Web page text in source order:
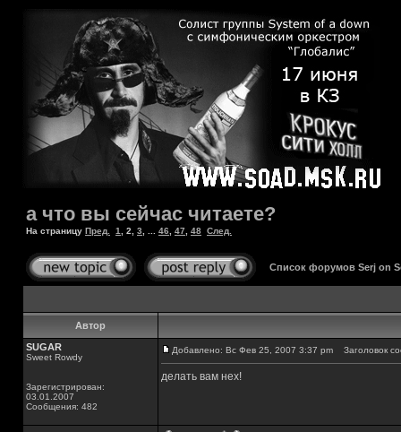
а что вы сейчас читаете?
На страницу Пред. 1 2 3 46 47 48 След.
Список форумов Serj on
Автор
SUGAR
Sweet Rowdy
Зарегистрирован:
03.01.2007
Сообщения: 482
Добавлено: Вс Фев 25, 2007 3:37 pm Заголовок
делать вам нех!